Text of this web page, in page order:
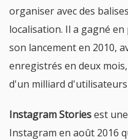
organiser avec des
localisation. Il a gagné
son lancement en 2010,
enregistrés en deux
d'un milliard
Instagram Storiesest
Instagram en août 2016